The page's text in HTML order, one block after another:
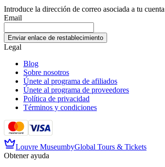
Introduce la dirección de correo asociada a tu
Email
Enviar enlace de restablecimiento
Legal
Blog
Sobre nosotros
Únete al programa de afiliados
Únete al programa de proveedores
Política de privacidad
Términos y condiciones
Louvre MuseumbyGlobal Tours & Tickets
Obtener ayuda